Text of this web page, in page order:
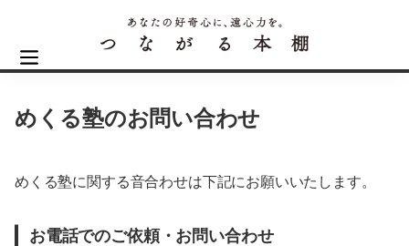
めくる塾のお問い合わせ
めくる塾に関する音合わせは下記にお願いいたします。
お電話でのご依頼・お問い合わせ